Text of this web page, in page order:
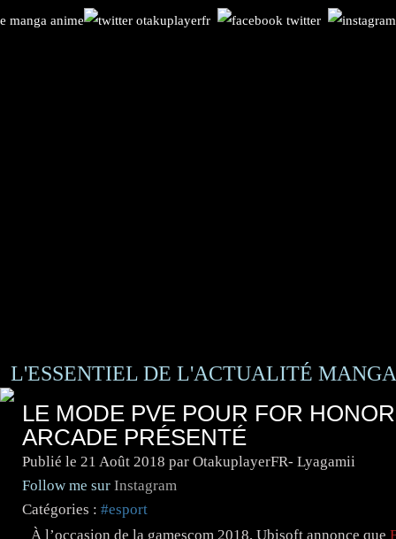
L'ESSENTIEL DE L'ACTUALITÉ
LE MODE PVE POUR FOR
ARCADE PRÉSENTÉ
Publié le 21 Août 2018 par OtakuplayerFR- Lyagamii
Follow me sur Instagram
Catégories : #esport
À l’occasion de la gamescom 2018, Ubisoft annonce que